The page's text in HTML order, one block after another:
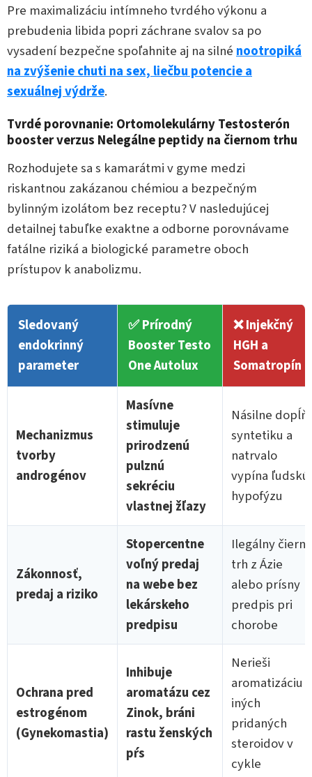
Pre maximalizáciu intímneho tvrdého výkonu a
prebudenia libida popri záchrane svalov sa po
vysadení bezpečne spoľahnite aj na silné nootropiká
na zvýšenie chuti na sex, liečbu potencie a
sexuálnej výdrže.
Tvrdé porovnanie: Ortomolekulárny Testosterón
booster verzus Nelegálne peptidy na čiernom trhu
Rozhodujete sa s kamarátmi v gyme medzi
riskantnou zakázanou chémiou a bezpečným
bylinným izolátom bez receptu? V nasledujúcej
detailnej tabuľke exaktne a odborne porovnávame
fatálne riziká a biologické parametre oboch
prístupov k anabolizmu.
Sledovaný
endokrinný
parameter
✅ Prírodný
Booster Testo
One Autolux
❌ Injekčný
HGH a
Somatropín
Mechanizmus
tvorby
androgénov
Masívne
stimuluje
prirodzenú
pulznú
sekréciu
vlastnej žľazy
Násilne
syntetiku a
natrvalo
vypína ľudskú
hypofýzu
Zákonnosť,
predaj a riziko
Stopercentne
voľný predaj
na webe bez
lekárskeho
predpisu
Ilegálny čierny
trh z Ázie
alebo prísny
predpis pri
chorobe
Ochrana pred
estrogénom
(Gynekomastia)
Inhibuje
aromatázu cez
Zinok, bráni
rastu ženských
pŕs
Nerieši
aromatizáciu
iných
pridaných
steroidov v
cykle